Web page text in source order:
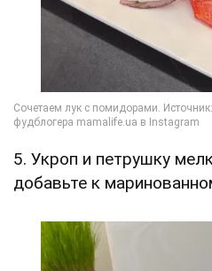
5. Укроп и петрушку
добавьте к